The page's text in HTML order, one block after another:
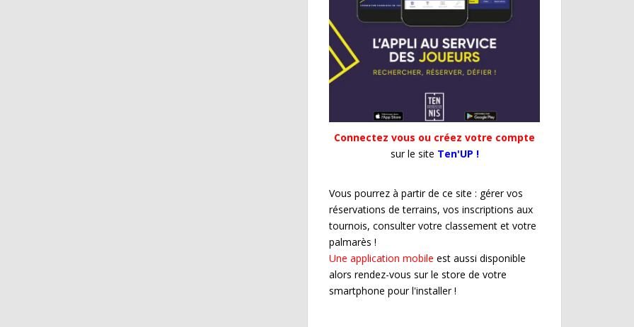
Connectez vous ou créez votre compte
sur le site Ten'UP !
Vous pourrez à partir de ce site : gérer vos
réservations de terrains, vos inscriptions aux
tournois, consulter votre classement et votre
palmarès !
Une application mobile est aussi disponible
alors rendez-vous sur le store de votre
smartphone pour l'installer !